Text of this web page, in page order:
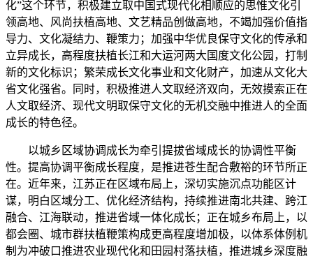
化”这个环节，积极建立取中国式现代化相顺应的思惟文化引
领高地、风尚扶植高地、文艺精品创做高地，不竭加强价值指
导力、文化凝结力、鞭策力；加强中华优良保守文化的传承和
立异成长，高程度扶植长江和大运河两大国度文化公园，打制
新的文化标识；繁荣成长文化事业和文化财产，加速从文化大
省文化强省。同时，积极推进人文取经济双向，无效摸索正在
人文取经济、现代文明取保守文化的无机交融中推进人的全面
成长的特色径。
以城乡区域协调成长为牵引提拔省域成长的协调性平衡
性。提高协调平衡成长程度，是推进苍生配合敷裕的环节所正
在。近年来，江苏正在区域布局上，深切实施沉点功能区计
谋，明白区域分工、优化经济结构，持续推进南北共建、跨江
融合、江海联动，推进省域一体化成长；正在城乡布局上，以
都会圈、城市群扶植鞭策构成更高程度增加极，以体系体例机
制为冲破口推进农业现代化和田园村落扶植，推进城乡深度融